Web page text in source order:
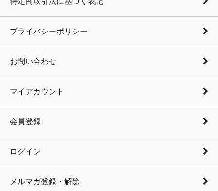
プライバシーポリシー
お問い合わせ
マイアカウント
会員登録
ログイン
メルマガ登録・解除